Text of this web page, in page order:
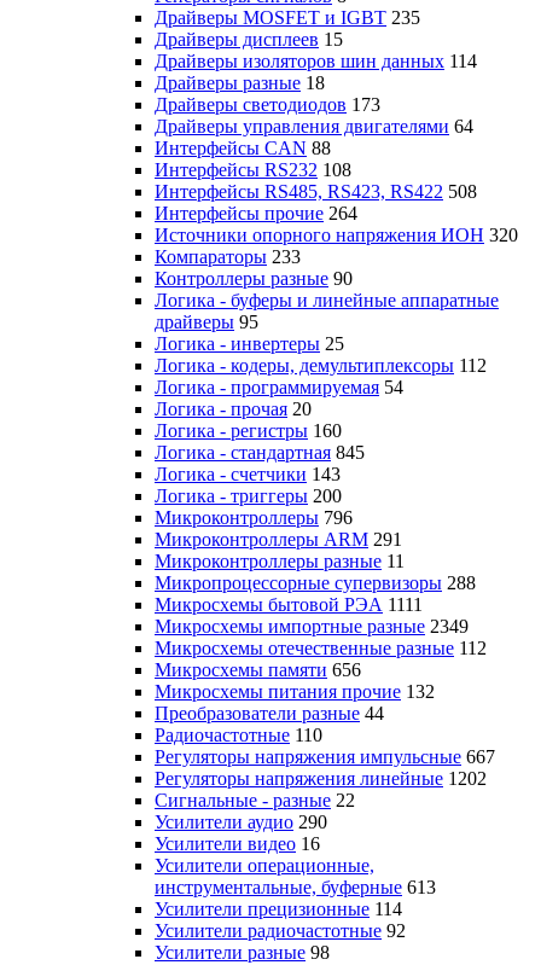
Драйверы MOSFET и IGBT 235
Драйверы дисплеев 15
Драйверы изоляторов шин данных 114
Драйверы разные 18
Драйверы светодиодов 173
Драйверы управления двигателями 64
Интерфейсы CAN 88
Интерфейсы RS232 108
Интерфейсы RS485, RS423, RS422 508
Интерфейсы прочие 264
Источники опорного напряжения ИОН 320
Компараторы 233
Контроллеры разные 90
Логика - буферы и линейные аппаратные
драйверы 95
Логика - инвертеры 25
Логика - кодеры, демультиплексоры 112
Логика - программируемая 54
Логика - прочая 20
Логика - регистры 160
Логика - стандартная 845
Логика - счетчики 143
Логика - триггеры 200
Микроконтроллеры 796
Микроконтроллеры ARM 291
Микроконтроллеры разные 11
Микропроцессорные супервизоры 288
Микросхемы бытовой РЭА 1111
Микросхемы импортные разные 2349
Микросхемы отечественные разные 112
Микросхемы памяти 656
Микросхемы питания прочие 132
Преобразователи разные 44
Радиочастотные 110
Регуляторы напряжения импульсные 667
Регуляторы напряжения линейные 1202
Сигнальные - разные 22
Усилители аудио 290
Усилители видео 16
Усилители операционные,
инструментальные, буферные 613
Усилители прецизионные 114
Усилители радиочастотные 92
Усилители разные 98